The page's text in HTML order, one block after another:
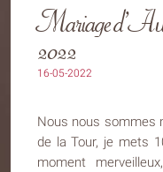
Mariage
2022
16-05-2022
Nous nous sommes
de la Tour, je mets
moment